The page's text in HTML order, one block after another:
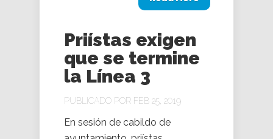
Priístas exigen
que se termine
la Línea 3
PUBLICADO POR FEB 25, 2019
En sesión de cabildo de